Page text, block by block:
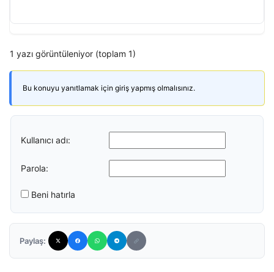
1 yazı görüntüleniyor (toplam 1)
Bu konuyu yanıtlamak için giriş yapmış olmalısınız.
Kullanıcı adı:
Parola:
Beni hatırla
Paylaş: